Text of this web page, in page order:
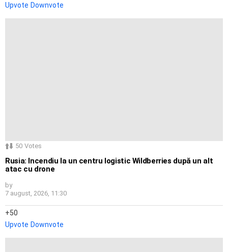
Upvote Downvote
50 Votes
Rusia: Incendiu la un centru logistic Wildberries după un alt
atac cu drone
by
7 august, 2026, 11:30
50
Upvote Downvote